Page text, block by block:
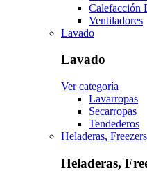
Calefacción
Ventiladores
Lavado
Lavado
Ver categoría
Lavarropas
Secarropas
Tendederos
Heladeras,
Heladeras,